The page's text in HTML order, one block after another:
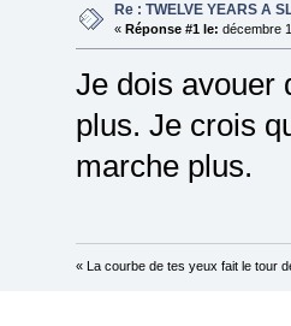
Re : TWELVE YEARS A
« Réponse #1 le: décembre
Je dois avouer
plus. Je crois
marche plus.
« La courbe de tes yeux fait le tour